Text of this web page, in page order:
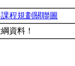
程規劃關聯圖
資料！